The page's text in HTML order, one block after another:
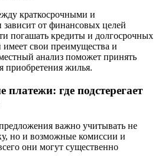
краткосрочными и
от финансовых целей
погашать кредиты и долгосрочных
свои преимущества и
анализ поможет принять
приобретения жилья.
где подстерегает
важно учитывать не
но и возможные комиссии и
они могут существенно